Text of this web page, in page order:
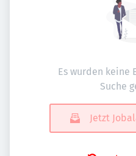
Es wurden keine
Suche
Jetzt